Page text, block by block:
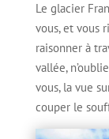
Le glacier
vous, et vous
raisonner à
vallée,
vous, la vue
couper le